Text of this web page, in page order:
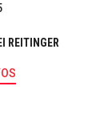
REITINGER